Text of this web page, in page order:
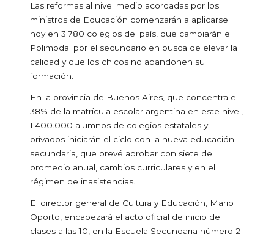
Las reformas al nivel medio acordadas por los
ministros de Educación comenzarán a aplicarse
hoy en 3.780 colegios del país, que cambiarán el
Polimodal por el secundario en busca de elevar la
calidad y que los chicos no abandonen su
formación.
En la provincia de Buenos Aires, que concentra el
38% de la matrícula escolar argentina en este nivel,
1.400.000 alumnos de colegios estatales y
privados iniciarán el ciclo con la nueva educación
secundaria, que prevé aprobar con siete de
promedio anual, cambios curriculares y en el
régimen de inasistencias.
El director general de Cultura y Educación, Mario
Oporto, encabezará el acto oficial de inicio de
clases a las 10, en la Escuela Secundaria número 2